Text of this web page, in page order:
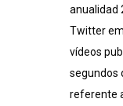
anualidad
Twitter
vídeos
segundos
referente